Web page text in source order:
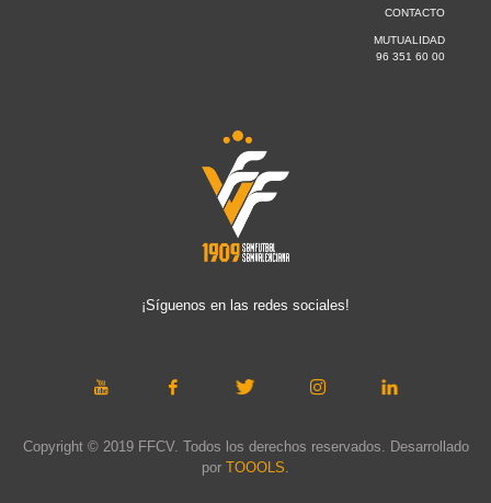
CONTACTO
MUTUALIDAD
96 351 60 00
¡Síguenos en las redes sociales!
Copyright © 2019 FFCV. Todos los derechos reservados. Desarrollado
por TOOOLS